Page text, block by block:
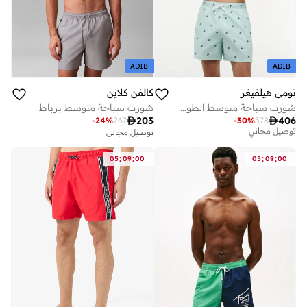
ADIB
تومي هيلفيغر
شورت سباحة متوسط الطول مطرز من إيثاكا
406
578
-30%
أفضل سعر لهذا العام
توصيل مجاني
أفضل سعر لهذا العام
ADIB
كالفن كلاين
شورت سباحة متوسط برباط
203
267
-24%
توصيل مجاني
05:09:00
05:09:00